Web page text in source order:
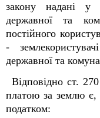
закону надані у
державної та
постійного
-
державної та
Відповідно ст.
платою за землю є,
податком: